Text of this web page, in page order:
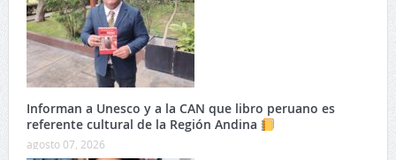
Informan a Unesco y a la CAN que libro peruano es
referente cultural de la Región Andina
agosto 07, 2026